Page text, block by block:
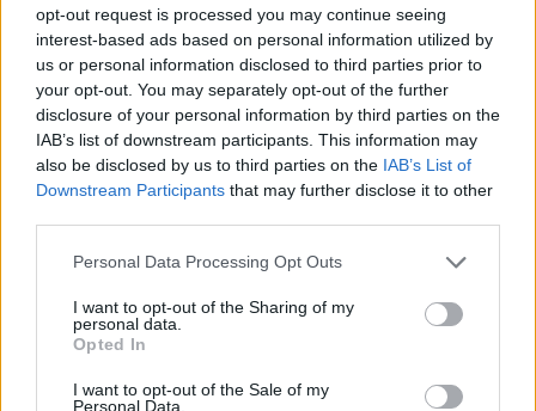
opt-out request is processed you may continue seeing
interest-based ads based on personal information utilized by
us or personal information disclosed to third parties prior to
your opt-out. You may separately opt-out of the further
disclosure of your personal information by third parties on the
IAB’s list of downstream participants. This information may
also be disclosed by us to third parties on the IAB’s List of
Downstream Participants that may further disclose it to other
Please note that this website/app uses one or more Google
not limited to your visit or usage behaviour. You may click to
grant or deny consent to Google and its third-party tags to
use your data for below specified purposes in below Google
consent section.
Personal Data Processing Opt Outs
I want to opt-out of the Sharing of my
personal data.
Opted In
I want to opt-out of the Sale of my
Personal Data.
continua incertezza del mercato guida strategie
difensive, mentre si presentano opportunità nelle
azioni europee e in investimenti tematici selettivi.
Gli advisor hanno l’opportunità di orientare i loro
clienti verso un futuro più stabile e, allo stesso
tempo, di cogliere occasioni di crescita. Ricordo
quando ho iniziato a lavorare con i clienti: era
fondamentale capire non solo le loro esigenze
questo approccio è più rilevante che mai.